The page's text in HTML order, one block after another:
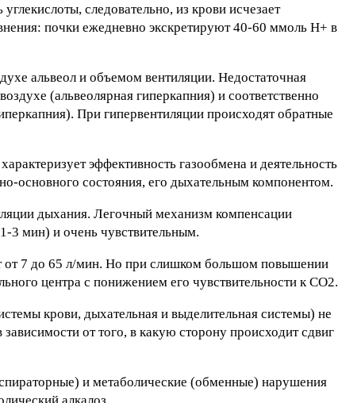
следовательно, из крови исчезает
почки ежедневно экскретируют 40-60 ммоль Н+ в
альвеол и объемом вентиляции. Недостаточная
(альвеолярная гиперкапния) и соответственно
При гипервентиляции происходят обратные
эффективность газообмена и деятельность
основного состояния, его дыхательным компонентом.
дыхания. Легочный механизм компенсации
3 мин) и очень чувствительным.
от 7 до 65 л/мин. Но при слишком большом повышении
центра с понижением его чувствительности к СО2.
крови, дыхательная и выделительная системы) не
от того, в какую сторону происходит сдвиг
и метаболические (обменные) нарушения